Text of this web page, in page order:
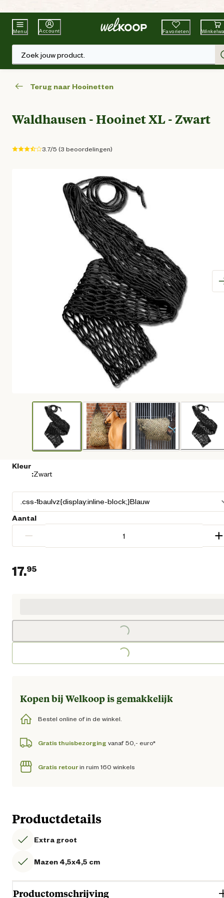
Beste WinkelketenTuin & Dier
Menu Account Favorieten
Zoek jouw product.
Terug naar Hooinetten
Waldhausen - Hooinet XL - Zwart
3.7/5 (3 beoordelingen)
Kleur
:Zwart
Aantal
− +
17.95
Loading...
Loading...
Kopen bij Welkoop is gemakkelijk
Bestel online of in de winkel.
Gratis thuisbezorging vanaf 50,- euro*
Gratis retourin ruim 160 winkels
Productdetails
Extra groot
Mazen 4,5x4,5 cm
Productomschrijving